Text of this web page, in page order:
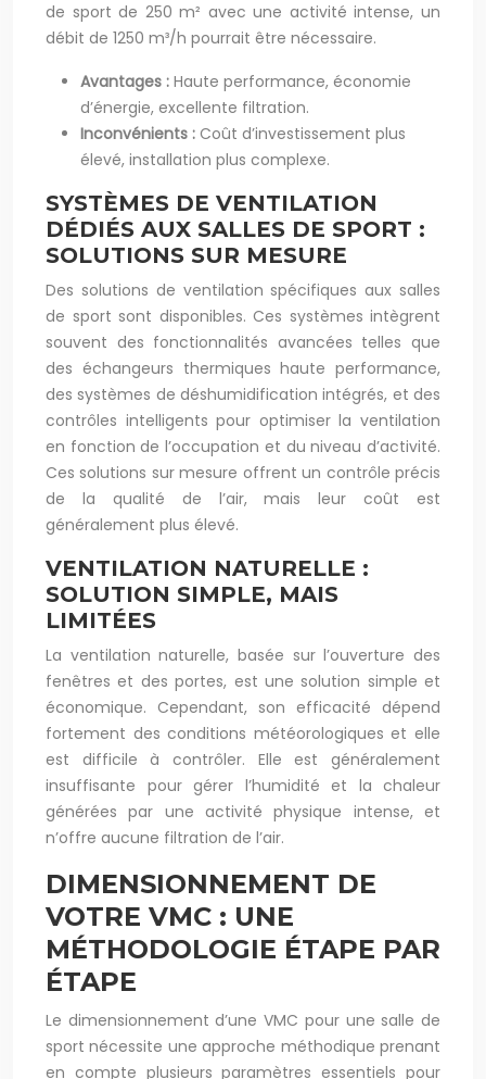
de sport de 250 m² avec une activité intense, un
débit de 1250 m³/h pourrait être nécessaire.
Avantages : Haute performance, économie
d’énergie, excellente filtration.
Inconvénients : Coût d’investissement plus
élevé, installation plus complexe.
SYSTÈMES DE VENTILATION
DÉDIÉS AUX SALLES DE SPORT :
SOLUTIONS SUR MESURE
Des solutions de ventilation spécifiques aux salles
de sport sont disponibles. Ces systèmes intègrent
souvent des fonctionnalités avancées telles que
des échangeurs thermiques haute performance,
des systèmes de déshumidification intégrés, et des
contrôles intelligents pour optimiser la ventilation
en fonction de l’occupation et du niveau d’activité.
Ces solutions sur mesure offrent un contrôle précis
de la qualité de l’air, mais leur coût est
généralement plus élevé.
VENTILATION NATURELLE :
SOLUTION SIMPLE, MAIS
LIMITÉES
La ventilation naturelle, basée sur l’ouverture des
fenêtres et des portes, est une solution simple et
économique. Cependant, son efficacité dépend
fortement des conditions météorologiques et elle
est difficile à contrôler. Elle est généralement
insuffisante pour gérer l’humidité et la chaleur
générées par une activité physique intense, et
n’offre aucune filtration de l’air.
DIMENSIONNEMENT DE
VOTRE VMC : UNE
MÉTHODOLOGIE ÉTAPE PAR
ÉTAPE
Le dimensionnement d’une VMC pour une salle de
sport nécessite une approche méthodique prenant
en compte plusieurs paramètres essentiels pour